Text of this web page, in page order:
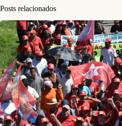
Posts relacionados